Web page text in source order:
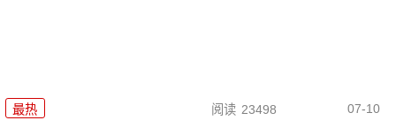
最热 阅读 23498 07-10